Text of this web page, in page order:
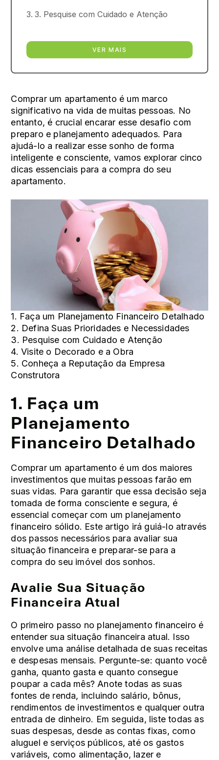
Comprar um apartamento é um marco
significativo na vida de muitas pessoas. No
entanto, é crucial encarar esse desafio com
preparo e planejamento adequados. Para
ajudá-lo a realizar esse sonho de forma
inteligente e consciente, vamos explorar cinco
dicas essenciais para a compra do seu
apartamento.
1. Faça um Planejamento Financeiro Detalhado
2. Defina Suas Prioridades e Necessidades
3. Pesquise com Cuidado e Atenção
4. Visite o Decorado e a Obra
5. Conheça a Reputação da Empresa
Construtora
1. Faça um
Planejamento
Financeiro Detalhado
Comprar um apartamento é um dos maiores
investimentos que muitas pessoas farão em
suas vidas. Para garantir que essa decisão seja
tomada de forma consciente e segura, é
essencial começar com um planejamento
financeiro sólido. Este artigo irá guiá-lo através
dos passos necessários para avaliar sua
situação financeira e preparar-se para a
compra do seu imóvel dos sonhos.
Avalie Sua Situação
Financeira Atual
O primeiro passo no planejamento financeiro é
entender sua situação financeira atual. Isso
envolve uma análise detalhada de suas receitas
e despesas mensais. Pergunte-se: quanto você
ganha, quanto gasta e quanto consegue
poupar a cada mês? Anote todas as suas
fontes de renda, incluindo salário, bônus,
rendimentos de investimentos e qualquer outra
entrada de dinheiro. Em seguida, liste todas as
suas despesas, desde as contas fixas, como
aluguel e serviços públicos, até os gastos
variáveis, como alimentação, lazer e
3. Pesquise com Cuidado e Atenção
VER MAIS